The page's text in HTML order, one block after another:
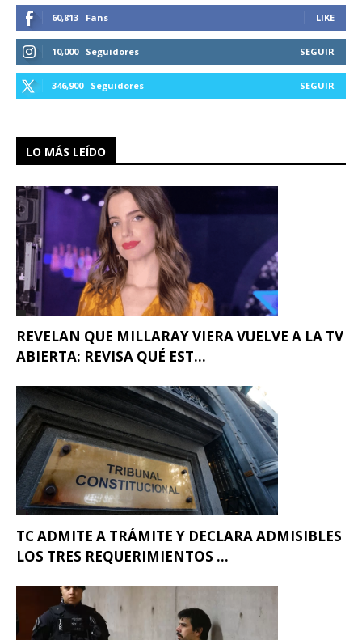
60,813 Fans LIKE
10,000 Seguidores SEGUIR
346,900 Seguidores SEGUIR
LO MÁS LEÍDO
REVELAN QUE MILLARAY VIERA VUELVE A LA TV
ABIERTA: REVISA QUÉ EST...
TC ADMITE A TRÁMITE Y DECLARA ADMISIBLES
LOS TRES REQUERIMIENTOS ...